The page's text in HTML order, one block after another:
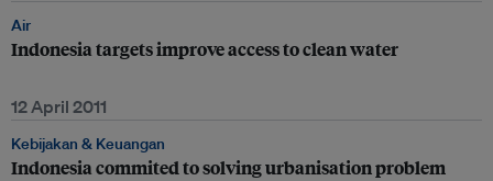
Air
Indonesia targets improve access to clean water
12 April 2011
Kebijakan & Keuangan
Indonesia commited to solving urbanisation problem